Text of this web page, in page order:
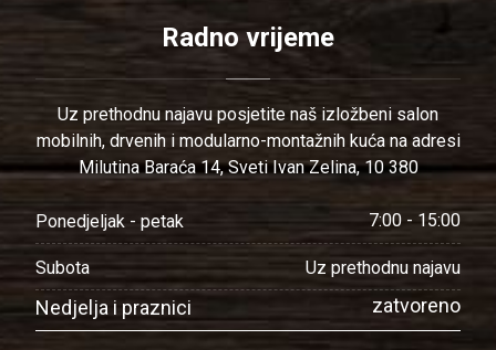
Radno vrijeme
Uz prethodnu najavu posjetite naš izložbeni salon
mobilnih, drvenih i modularno-montažnih kuća na adresi
Milutina Baraća 14, Sveti Ivan Zelina, 10 380
Ponedjeljak - petak 7:00 - 15:00
Subota Uz prethodnu najavu
Nedjelja i praznici zatvoreno